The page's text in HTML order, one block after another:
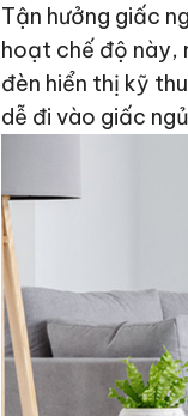
Tận hưởng giấc
hoạt chế độ này,
đèn hiển thị kỹ
dễ đi vào giấc